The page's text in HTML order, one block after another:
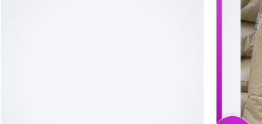
二、不同防水材料在实际应用
的优势在于其
别适合可能产生细微裂缝的基面
工温度，对操作环境要求较高。